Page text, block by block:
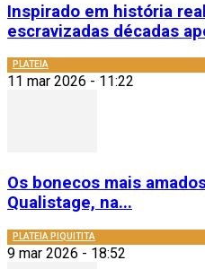
Inspirado em história
escravizadas décadas
PLATEIA
11 mar 2026 - 11:22
Os bonecos mais
Qualistage, na...
PLATEIA PIQUITITA
9 mar 2026 - 18:52